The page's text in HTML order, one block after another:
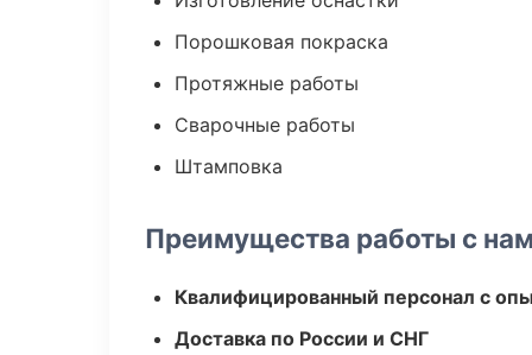
Порошковая покраска
Протяжные работы
Сварочные работы
Штамповка
Преимущества работы с
Квалифицированный персонал с
Доставка по России и СНГ